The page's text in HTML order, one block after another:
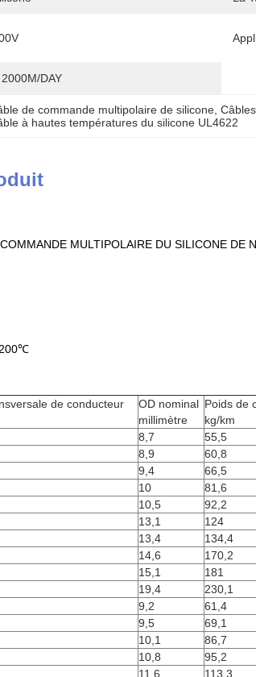
2000M/DAY
de commande multipolaire de silicone,
à hautes températures du silicone UL4622
MULTIPOLAIRE DU SILICONE DE
de conducteur
OD nominal
millimètre
Poids de
kg/km
8,7 55,5
8,9 60,8
9,4 66,5
10 81,6
10,5 92,2
13,1 124
13,4 134,4
14,6 170,2
15,1 181
19,4 230,1
9,2 61,4
9,5 69,1
10,1 86,7
10,8 95,2
11,6 113,3